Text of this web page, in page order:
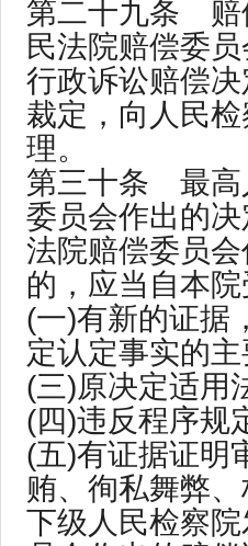
第二十九条 赔
民法院赔偿委
行政诉讼赔偿
裁定，向人民
理。
第三十条 最高
委员会作出的
法院赔偿委员
的，应当自本
(一)有新的证据
定认定事实的
(三)原决定适用
(四)违反程序规
(五)有证据证明
贿、徇私舞弊、
下级人民检察